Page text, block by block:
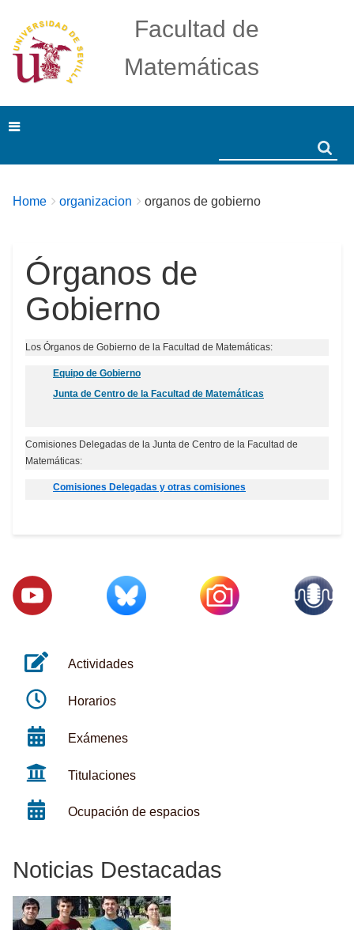
Facultad de
Matemáticas
Breadcrumbs
You
Home organizacion organos de gobierno
Órganos de
Gobierno
Los Órganos de Gobierno de la Facultad de Matemáticas:
Equipo de Gobierno
Junta de Centro de la Facultad de Matemáticas
Comisiones Delegadas de la Junta de Centro de la Facultad de
Matemáticas:
Comisiones Delegadas y otras comisiones
Actividades
Horarios
Exámenes
Titulaciones
Ocupación de espacios
Noticias Destacadas